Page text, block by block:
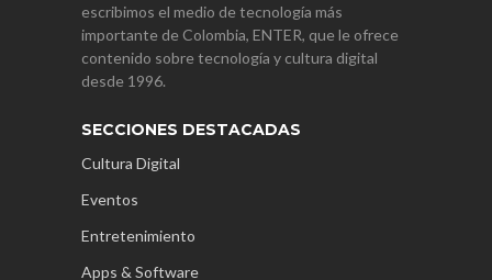
escribimos el medio de tecnología más
importante de Colombia, ENTER, que le ofrece
contenido sobre tecnología y cultura digital
desde 1996.
SECCIONES DESTACADAS
Cultura Digital
Eventos
Entretenimiento
Apps & Software